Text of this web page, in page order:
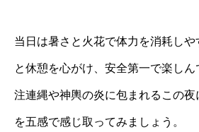
当日は暑さと火花で体力を消耗し
と休憩を心がけ、安全第一で楽し
注連縄や神輿の炎に包まれるこの
を五感で感じ取ってみましょう。